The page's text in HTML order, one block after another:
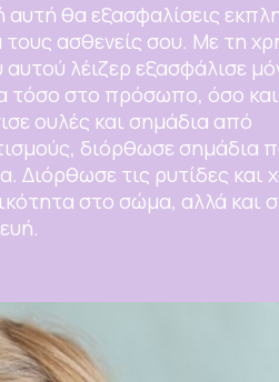
θα εξασφαλίσεις
τους ασθενείς σου. Με τη
λέιζερ εξασφάλισε
τόσο στο πρόσωπο, όσο
ουλές και σημάδια από
διόρθωσε σημάδια
Διόρθωσε τις ρυτίδες και
στο σώμα, αλλά